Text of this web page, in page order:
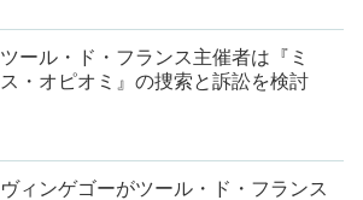
ツール・ド・フランス主催者は『ミ
ス・オピオミ』の捜索と訴訟を検討
ヴィンゲゴーがツール・ド・フランス